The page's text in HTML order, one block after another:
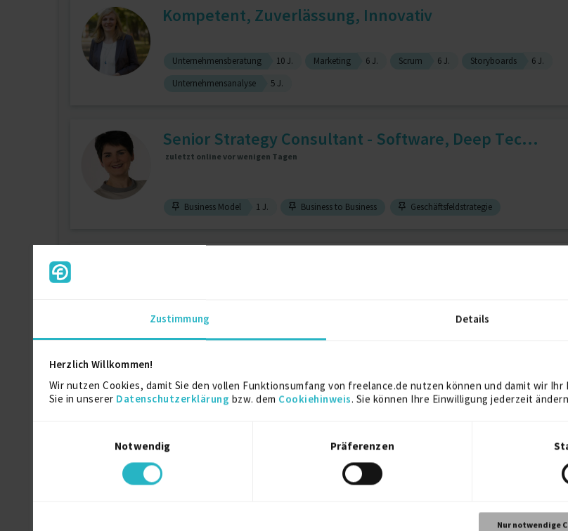
Zustimmung Details
Herzlich Willkommen!
Wir nutzen Cookies, damit Sie den vollen Funktionsumfang von freelance.de nutzen können und damit wir
Sie in unserer Datenschutzerklärung bzw. dem Cookiehinweis. Sie können Ihre Einwilligung jederzeit
Notwendig
Präferenzen
Nur notwendige
Kompetent, Zuverlässung, Innovativ
Unternehmensberatung 10 J. Marketing 6 J. Scrum 6 J. Storyboards
6 J.
Unternehmensanalyse
5 J.
Senior Strategy Consultant - Software, Deep Tec...
zuletzt online vor wenigen Tagen
Business Model 1 J. Business to Business Geschäftsfeldstrategie
Senior Consultant
Fusionen und Übernahmen Geschäftsmodellentwicklung
CEO/CRO ad Interim | Transformation | Neuausric...